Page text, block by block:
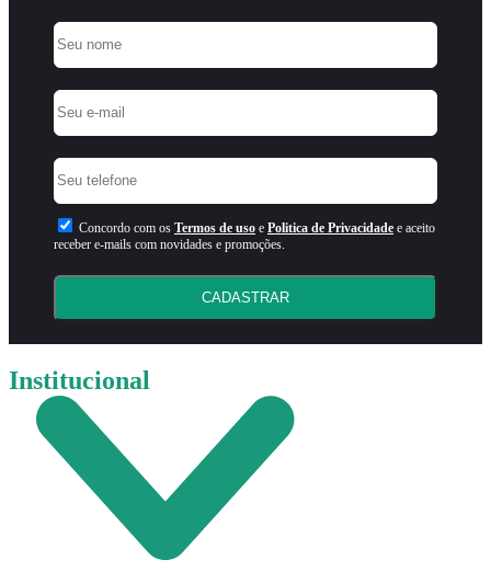
Concordo com os Termos de uso e Politica de Privacidade e aceito
receber e-mails com novidades e promoções.
CADASTRAR
Institucional